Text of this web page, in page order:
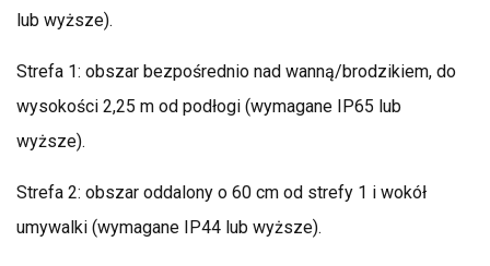
lub wyższe).
Strefa 1: obszar bezpośrednio nad wanną/brodzikiem, do
wysokości 2,25 m od podłogi (wymagane IP65 lub
wyższe).
Strefa 2: obszar oddalony o 60 cm od strefy 1 i wokół
umywalki (wymagane IP44 lub wyższe).